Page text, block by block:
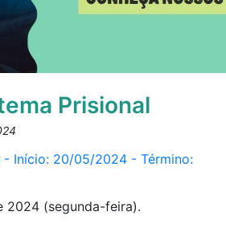
Prisional
Início: 20/05/2024 - Término:
2024 (segunda-feira).